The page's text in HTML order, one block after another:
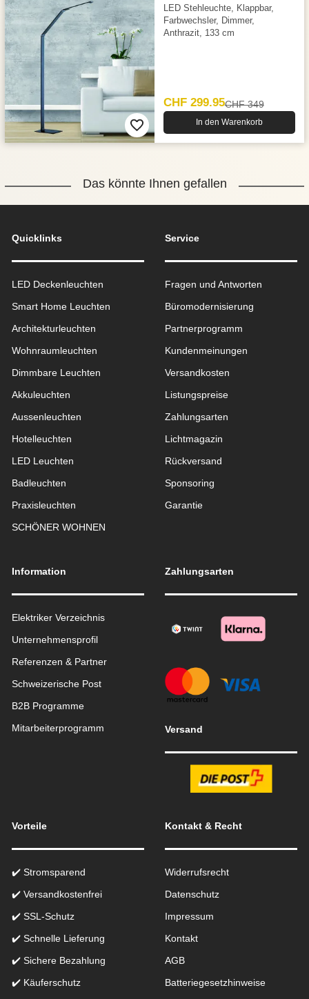
LED Stehleuchte, Klappbar,
Farbwechsler, Dimmer,
Anthrazit, 133 cm
CHF 299.95CHF 349
In den Warenkorb
Das könnte Ihnen gefallen
Quicklinks
LED Deckenleuchten
Smart Home Leuchten
Architekturleuchten
Wohnraum­leuchten
Dimmbare Leuchten
Akkuleuchten
Aussen­leuchten
Hotelleuchten
LED Leuchten
Badleuchten
Praxisleuchten
SCHÖNER WOHNEN
Service
Fragen und Antworten
Büromodernisierung
Partnerprogramm
Kundenmeinungen
Versandkosten
Listungspreise
Zahlungsarten
Lichtmagazin
Rückversand
Sponsoring
Garantie
Information
Elektriker Verzeichnis
Unternehmensprofil
Referenzen & Partner
Schweizerische Post
B2B Programme
Mitarbeiterprogramm
Zahlungsarten
Versand
Vorteile
✔️ Stromsparend
✔️ Versandkostenfrei
✔️ SSL-Schutz
✔️ Schnelle Lieferung
✔️ Sichere Bezahlung
✔️ Käuferschutz
Kontakt & Recht
Widerrufsrecht
Datenschutz
Impressum
Kontakt
AGB
Batteriegesetzhinweise